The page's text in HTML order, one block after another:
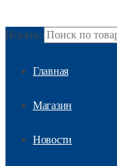
Искать:
Главная
Магазин
Новости